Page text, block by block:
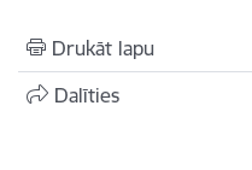
Drukāt lapu
Dalīties